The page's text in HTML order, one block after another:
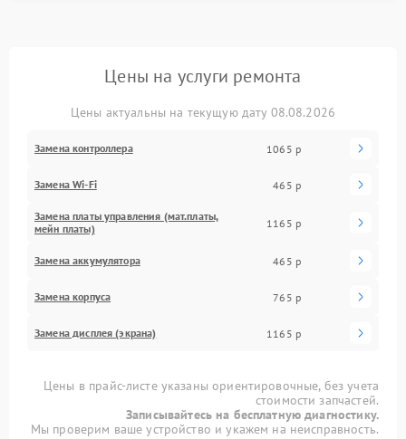
Цены на услуги ремонта
Цены актуальны на текущую дату 08.08.2026
Замена контроллера 1065 р
Замена Wi-Fi 465 р
Замена платы управления (мат.платы,
мейн платы)
1165 р
Замена аккумулятора 465 р
Замена корпуса 765 р
Замена дисплея (экрана) 1165 р
Цены в прайс-листе указаны ориентировочные, без учета
стоимости запчастей.
Записывайтесь на бесплатную диагностику.
Мы проверим ваше устройство и укажем на неисправность.